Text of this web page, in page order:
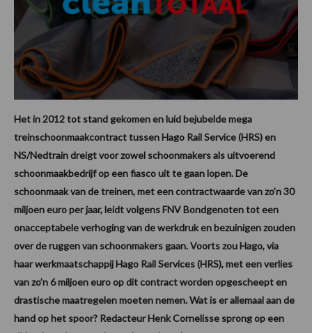
Het in 2012 tot stand gekomen en luid bejubelde mega
treinschoonmaakcontract tussen Hago Rail Service (HRS) en
NS/Nedtrain dreigt voor zowel schoonmakers als uitvoerend
schoonmaakbedrijf op een fiasco uit te gaan lopen. De
schoonmaak van de treinen, met een contractwaarde van zo’n 30
miljoen euro per jaar, leidt volgens FNV Bondgenoten tot een
onacceptabele verhoging van de werkdruk en bezuinigen zouden
over de ruggen van schoonmakers gaan. Voorts zou Hago, via
haar werkmaatschappij Hago Rail Services (HRS), met een verlies
van zo’n 6 miljoen euro op dit contract worden opgescheept en
drastische maatregelen moeten nemen. Wat is er allemaal aan de
hand op het spoor? Redacteur Henk Cornelisse sprong op een